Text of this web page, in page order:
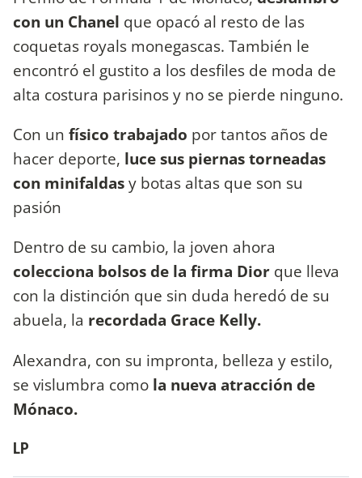
con un Chanel que opacó al resto de las
coquetas royals monegascas. También le
encontró el gustito a los desfiles de moda de
alta costura parisinos y no se pierde ninguno.
Con un físico trabajado por tantos años de
hacer deporte, luce sus piernas torneadas
con minifaldasy botas altas que son su
pasión
Dentro de su cambio, la joven ahora
colecciona bolsos de la firma Dior que lleva
con la distinción que sin duda heredó de su
abuela, la recordada Grace Kelly.
Alexandra, con su impronta, belleza y estilo,
se vislumbra como la nueva atracción de
Mónaco.
LP